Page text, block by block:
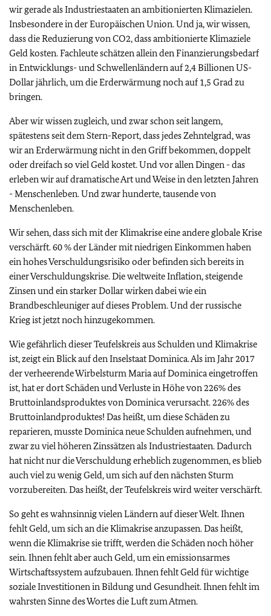
wir gerade als Industriestaaten an ambitionierten Klimazielen.
Insbesondere in der Europäischen Union. Und ja, wir wissen,
dass die Reduzierung von CO2, dass ambitionierte Klimaziele
Geld kosten. Fachleute schätzen allein den Finanzierungsbedarf
in Entwicklungs- und Schwellenländern auf 2,4 Billionen US-
Dollar jährlich, um die Erderwärmung noch auf 1,5 Grad zu
bringen.
Aber wir wissen zugleich, und zwar schon seit langem,
spätestens seit dem Stern-Report, dass jedes Zehntelgrad, was
wir an Erderwärmung nicht in den Griff bekommen, doppelt
oder dreifach so viel Geld kostet. Und vor allen Dingen - das
erleben wir auf dramatische Art und Weise in den letzten Jahren
- Menschenleben. Und zwar hunderte, tausende von
Menschenleben.
Wir sehen, dass sich mit der Klimakrise eine andere globale Krise
verschärft. 60 % der Länder mit niedrigen Einkommen haben
ein hohes Verschuldungsrisiko oder befinden sich bereits in
einer Verschuldungskrise. Die weltweite Inflation, steigende
Zinsen und ein starker Dollar wirken dabei wie ein
Brandbeschleuniger auf dieses Problem. Und der russische
Krieg ist jetzt noch hinzugekommen.
Wie gefährlich dieser Teufelskreis aus Schulden und Klimakrise
ist, zeigt ein Blick auf den Inselstaat Dominica. Als im Jahr 2017
der verheerende Wirbelsturm Maria auf Dominica eingetroffen
ist, hat er dort Schäden und Verluste in Höhe von 226% des
Bruttoinlandsproduktes von Dominica verursacht. 226% des
Bruttoinlandproduktes! Das heißt, um diese Schäden zu
reparieren, musste Dominica neue Schulden aufnehmen, und
zwar zu viel höheren Zinssätzen als Industriestaaten. Dadurch
hat nicht nur die Verschuldung erheblich zugenommen, es blieb
auch viel zu wenig Geld, um sich auf den nächsten Sturm
vorzubereiten. Das heißt, der Teufelskreis wird weiter verschärft.
So geht es wahnsinnig vielen Ländern auf dieser Welt. Ihnen
fehlt Geld, um sich an die Klimakrise anzupassen. Das heißt,
wenn die Klimakrise sie trifft, werden die Schäden noch höher
sein. Ihnen fehlt aber auch Geld, um ein emissionsarmes
Wirtschaftssystem aufzubauen. Ihnen fehlt Geld für wichtige
soziale Investitionen in Bildung und Gesundheit. Ihnen fehlt im
wahrsten Sinne des Wortes die Luft zum Atmen.